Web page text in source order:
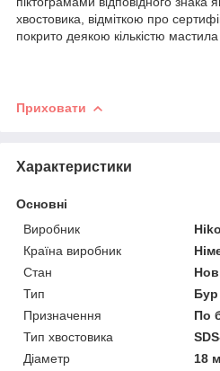
хвостовика, відміткою про
покрито деякою кількістю мастила
Приховати
Характеристики
Основні
Виробник
Країна виробник
Стан
Тип
Бур
Призначення
По
Тип хвостовика
Діаметр
18